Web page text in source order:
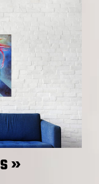
»